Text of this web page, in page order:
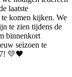
laatste
komen kijken. We
te zien tijdens de
binnenkort
seizoen te
💛🖤